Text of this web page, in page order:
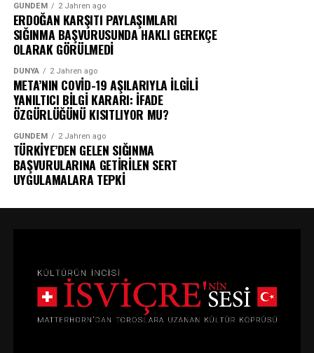
GÜNDEM 2 Jahren ago
ERDOĞAN KARŞITI PAYLAŞIMLARI
SIĞINMA BAŞVURUSUNDA HAKLI GEREKÇE
OLARAK GÖRÜLMEDİ
DÜNYA 2 Jahren ago
META’NIN COVİD-19 AŞILARIYLA İLGİLİ
YANILTICI BİLGİ KARARI: İFADE
ÖZGÜRLÜĞÜNÜ KISITLIYOR MU?
GÜNDEM 2 Jahren ago
TÜRKİYE’DEN GELEN SIĞINMA
BAŞVURULARINA GETİRİLEN SERT
UYGULAMALARA TEPKİ